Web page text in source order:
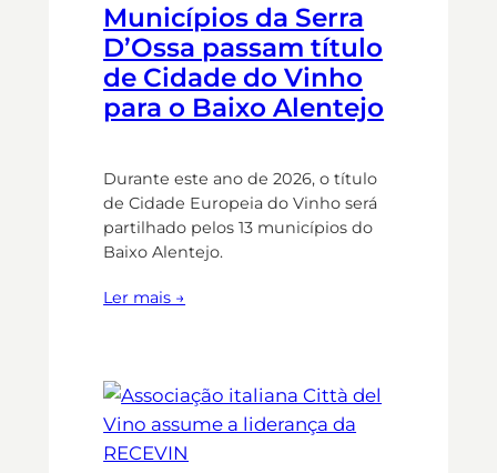
Municípios da Serra
D’Ossa passam título
de Cidade do Vinho
para o Baixo Alentejo
Durante este ano de 2026, o título
de Cidade Europeia do Vinho será
partilhado pelos 13 municípios do
Baixo Alentejo.
Ler mais →